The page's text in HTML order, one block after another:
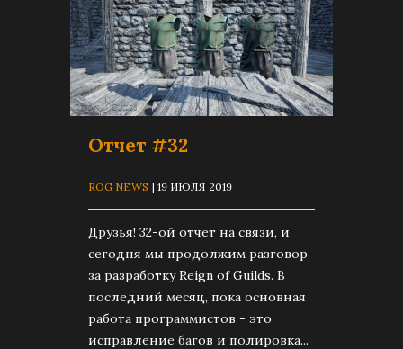
Отчет #32
ROG NEWS | 19 ИЮЛЯ 2019
Друзья! 32-ой отчет на связи, и
сегодня мы продолжим разговор
за разработку Reign of Guilds. В
последний месяц, пока основная
работа программистов - это
исправление багов и полировка...